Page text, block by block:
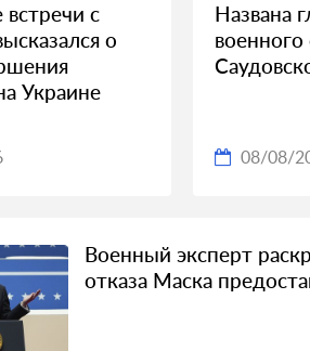
с
о
Украине
Названа
08/08/
Военный эксперт
отказа Маска